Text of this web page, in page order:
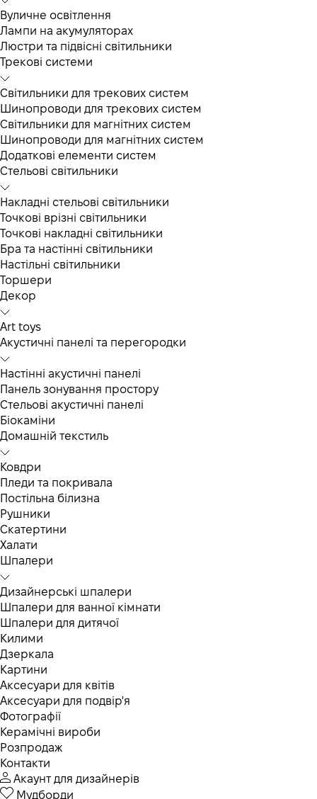
Вуличне освітлення
Лампи на акумуляторах
Люстри та підвісні світильники
Трекові системи
Світильники для трекових систем
Шинопроводи для трекових систем
Світильники для магнітних систем
Шинопроводи для магнітних систем
Додаткові елементи систем
Cтельові світильники
Накладні стельові світильники
Точкові врізні світильники
Точкові накладні світильники
Бра та настінні світильники
Настільні світильники
Торшери
Декор
Art toys
Акустичні панелі та перегородки
Настінні акустичні панелі
Панель зонування простору
Стельові акустичні панелі
Біокаміни
Домашній текстиль
Ковдри
Пледи та покривала
Постільна білизна
Рушники
Скатертини
Халати
Шпалери
Дизайнерські шпалери
Шпалери для ванної кімнати
Шпалери для дитячої
Килими
Дзеркала
Картини
Аксесуари для квітів
Аксесуари для подвір'я
Фотографії
Керамічні вироби
Розпродаж
Контакти
Акаунт для дизайнерів
Мудборди